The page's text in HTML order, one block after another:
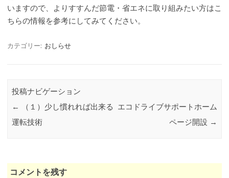
いますので、よりすすんだ節電・省エネに取り組みたい方はこ
ちらの情報を参考にしてみてください。
カテゴリー: おしらせ
投稿ナビゲーション
←
（１）少し慣れれば出来る
運転技術
エコドライブサポートホーム
ページ開設 →
コメントを残す